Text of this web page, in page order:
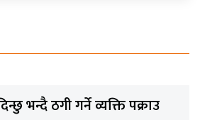
भन्दै ठगी गर्ने व्यक्ति पक्राउ